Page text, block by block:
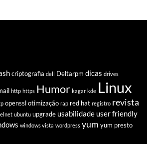
criptografia dell Deltarpm dicas drives
http https Humor kagar kde Linux
opensslotimização rap red hat registro revista
ubuntu upgrade usabilidade user friendly
windows vista wordpress yum yum presto